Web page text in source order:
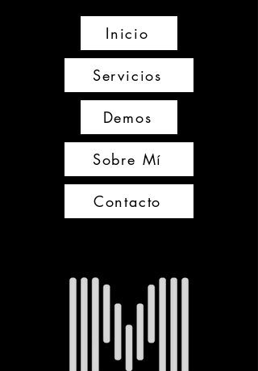
Inicio
Servicios
Demos
Sobre Mí
Contacto